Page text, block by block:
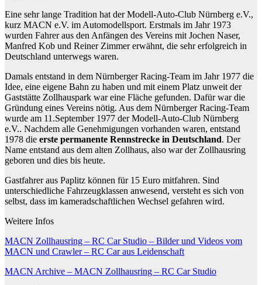
Eine sehr lange Tradition hat der Modell-Auto-Club Nürnberg e.V.,
kurz MACN e.V. im Automodellsport. Erstmals im Jahr 1973
wurden Fahrer aus den Anfängen des Vereins mit Jochen Naser,
Manfred Kob und Reiner Zimmer erwähnt, die sehr erfolgreich in
Deutschland unterwegs waren.
Damals entstand in dem Nürnberger Racing-Team im Jahr 1977 die
Idee, eine eigene Bahn zu haben und mit einem Platz unweit der
Gaststätte Zollhauspark war eine Fläche gefunden. Dafür war die
Gründung eines Vereins nötig. Aus dem Nürnberger Racing-Team
wurde am 11.September 1977 der Modell-Auto-Club Nürnberg
e.V.. Nachdem alle Genehmigungen vorhanden waren, entstand
1978 die erste permanente Rennstrecke in Deutschland. Der
Name entstand aus dem alten Zollhaus, also war der Zollhausring
geboren und dies bis heute.
Gastfahrer aus Paplitz können für 15 Euro mitfahren. Sind
unterschiedliche Fahrzeugklassen anwesend, versteht es sich von
selbst, dass im kameradschaftlichen Wechsel gefahren wird.
Weitere Infos
MACN Zollhausring – RC Car Studio – Bilder und Videos vom
MACN und Crawler – RC Car aus Leidenschaft
MACN Archive – MACN Zollhausring – RC Car Studio